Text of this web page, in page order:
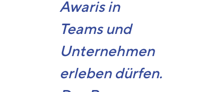
Awaris in
Teams und
Unternehmen
erleben dürfen.